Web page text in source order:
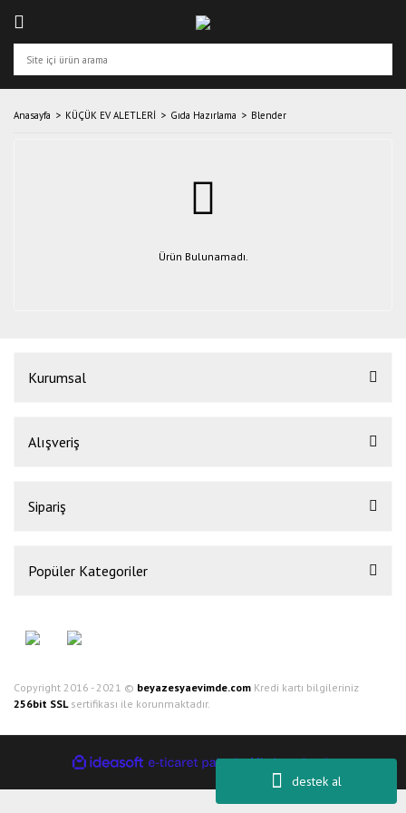
destek al
Anasayfa KÜÇÜK EV ALETLERİ Gıda Hazırlama Blender
Ürün Bulunamadı.
Kurumsal
Alışveriş
Sipariş
Popüler Kategoriler
Copyright 2016 - 2021 © beyazesyaevimde.com Kredi kartı bilgileriniz
256bit SSLsertifikası ile korunmaktadır.
ideasoft
e-
ticaret
ile
hazırlandı.